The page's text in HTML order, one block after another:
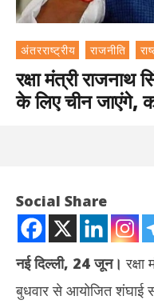
अंतरराष्ट्रीय राजनीति
रक्षा मंत्री राजनाथ
के लिए चीन जाएंगे,
Social Share
नई दिल्ली, 24 जून।
बुधवार से आयोजित शंघाई